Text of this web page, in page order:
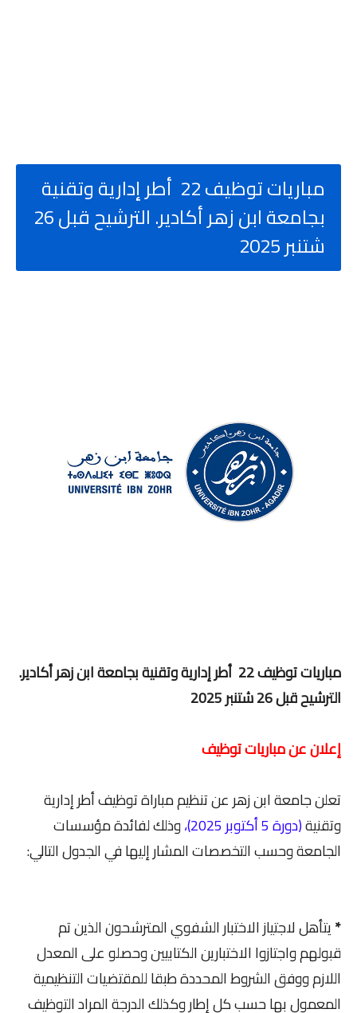
مباريات توظيف 22 أطر إدارية وتقنية
بجامعة ابن زهر أكادير. الترشيح قبل 26
شتنبر 2025
مباريات توظيف 22 أطر إدارية وتقنية بجامعة ابن زهر أكادير.
الترشيح قبل 26 شتنبر 2025
إعلان عن مباريات توظيف
تعلن جامعة ابن زهر عن تنظيم مباراة توظيف أطر إدارية
وتقنية(دورة 5 أكتوبر 2025)،
وذلك لفائدة مؤسسات
الجامعة وحسب التخصصات المشار إليها في الجدول التالي:
*يتأهل لاجتياز الاختبار الشفوي المترشحون الذين تم
قبولهم واجتازوا الاختبارين الكتابيين وحصلو على المعدل
اللازم ووفق الشروط المحددة طبقا للمقتضيات التنظيمية
المعمول بها حسب كل إطار وكذلك الدرجة المراد التوظيف